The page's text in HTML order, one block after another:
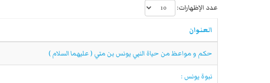
عدد الإظهارات:
العنوان
حكم و مواعظ من حياة النبي يونس بن متي ( عليهما السلام )
نبوة يونس :